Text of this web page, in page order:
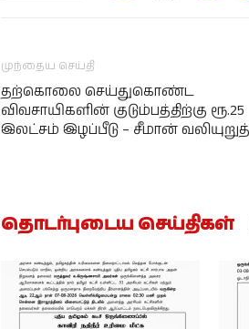
முந்தைய செய்தி
தற்கொலை செய்துகொண்ட
விவசாயிகளின் குடும்பத்திற்கு ரூ.25
இலட்சம் இழப்பீடு – சீமான்
தொடர்புடைய செய்திகள்